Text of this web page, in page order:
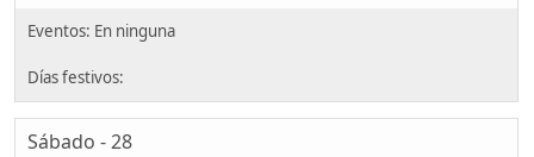
Sábado - 28